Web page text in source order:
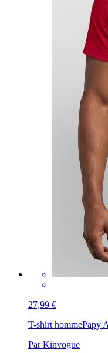
27,99 €
T-shirt hommePapy
Par Kinvogue